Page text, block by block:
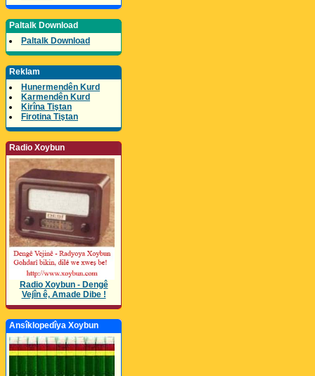
Paltalk Download
Paltalk Download
Reklam
Hunermendên Kurd
Karmendên Kurd
Kirîna Tiştan
Firotina Tiştan
Radio Xoybun
Radio Xoybun - Dengê
Vejîn ê, Amade Dibe !
Ansîklopedîya Xoybun